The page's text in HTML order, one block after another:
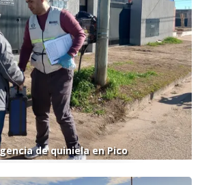
de quiniela en Pico